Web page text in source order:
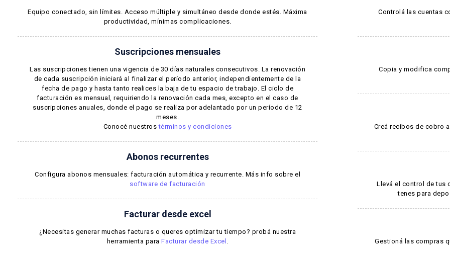
Equipo conectado, sin límites. Acceso múltiple y simultáneo desde donde estés. Máxima
productividad, mínimas complicaciones.
Suscripciones mensuales
Las suscripciones tienen una vigencia de 30 días naturales consecutivos. La renovación
de cada suscripción iniciará al finalizar el período anterior, independientemente de la
fecha de pago y hasta tanto realices la baja de tu espacio de trabajo. El ciclo de
facturación es mensual, requiriendo la renovación cada mes, excepto en el caso de
suscripciones anuales, donde el pago se realiza por adelantado por un período de 12
meses.
Conocé nuestrostérminos y condiciones
Abonos recurrentes
Configura abonos mensuales: facturación automática y recurrente. Más info sobre el
software de facturación
Facturar desde excel
¿Necesitas generar muchas facturas o queres optimizar tu tiempo? probá nuestra
herramienta para Facturar desde Excel .
Controlá las cuentas
Copia y modifica
Creá recibos de cobro
Llevá el control de tus
tenes para
Gestioná las compras